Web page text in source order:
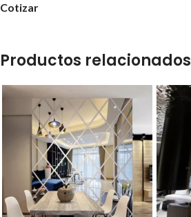
Cotizar
Productos relacionados